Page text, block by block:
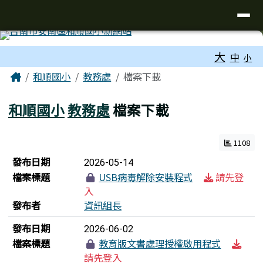
大 中 小
主內容區域
Home和順國小 教務處 檔案下載
和順國小教務處檔案下載
1108
檔案列表
發布日期 2026-05-14
檔案標題 USB病毒解除安裝程式
請先登
入
發布者
資訊組長
發布日期
2026-06-02
檔案標題
教育版文書處理授權啟用程式
請先登入
頁尾區域